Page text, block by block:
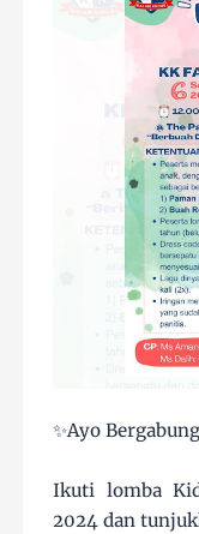
✨Ayo
Ikuti lomba
2024 dan